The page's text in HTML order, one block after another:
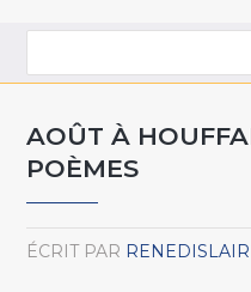
AOÛT À
POÈMES
ÉCRIT PAR